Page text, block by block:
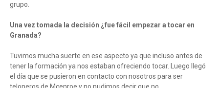
grupo.
Una vez tomada la decisión ¿fue fácil empezar a tocar en
Granada?
Tuvimos mucha suerte en ese aspecto ya que incluso antes de
tener la formación ya nos estaban ofreciendo tocar. Luego llegó
el día que se pusieron en contacto con nosotros para ser